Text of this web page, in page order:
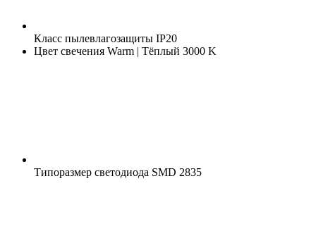
Класс пылевлагозащиты IP20
Цвет свечения Warm | Тёплый 3000 K
Типоразмер светодиода SMD 2835